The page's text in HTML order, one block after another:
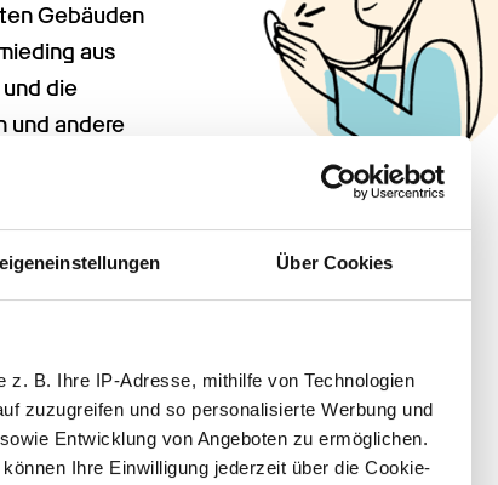
Über Cookies
z. B. Ihre IP-Adresse, mithilfe von Technologien
zuzugreifen und so personalisierte Werbung und
Entwicklung von Angeboten zu ermöglichen.
Ihre Einwilligung jederzeit über die Cookie-
Gebäuden
aus
die
und andere
zur
der
dem die
als Arne
In der
ganz